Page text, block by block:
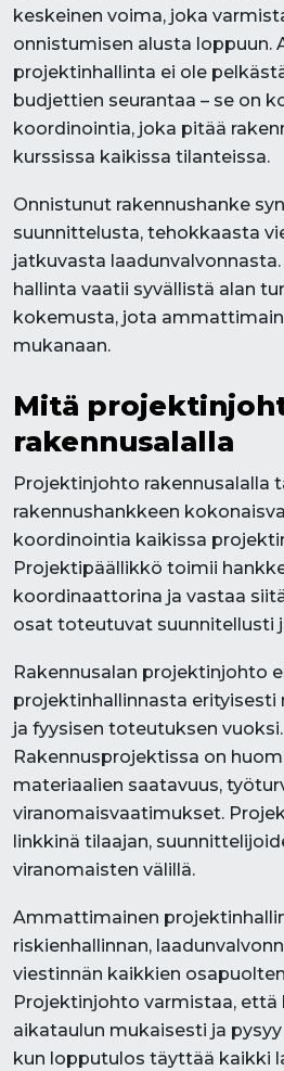
keskeinen voima, joka
onnistumisen alusta loppuun.
projektinhallinta ei ole
budjettien seurantaa – se on
koordinointia, joka pitää
kurssissa kaikissa tilanteissa.
Onnistunut rakennushanke
suunnittelusta, tehokkaasta
jatkuvasta
hallinta vaatii syvällistä alan
kokemusta, jota
mukanaan.
Mitä
rakennusalalla
Projektinjohto rakennusalalla
rakennushankkeen
koordinointia kaikissa
Projektipäällikkö toimii
koordinaattorina ja vastaa
osat toteutuvat suunnitellusti
Rakennusalan projektinjohto
projektinhallinnasta
ja fyysisen toteutuksen vuoksi.
Rakennusprojektissa on
materiaalien saatavuus,
viranomaisvaatimukset.
linkkinä tilaajan,
viranomaisten välillä.
Ammattimainen
riskienhallinnan,
viestinnän kaikkien
Projektinjohto varmistaa, että
aikataulun mukaisesti ja
kun lopputulos täyttää kaikki